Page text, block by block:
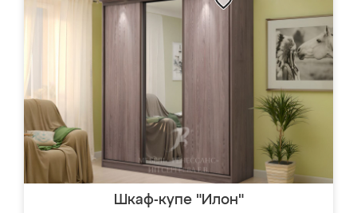
Шкаф-купе "Илон"